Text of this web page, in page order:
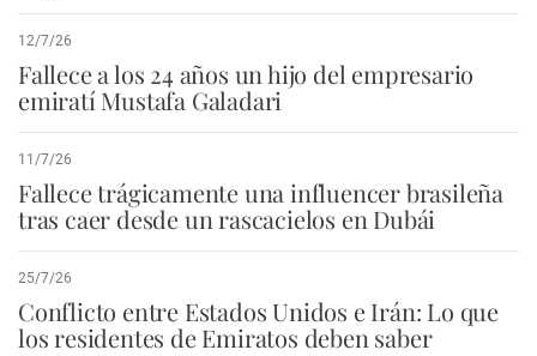
12/7/26
Fallece a los 24 años un hijo del empresario
emiratí Mustafa Galadari
11/7/26
Fallece trágicamente una influencer brasileña
tras caer desde un rascacielos en Dubái
25/7/26
Conflicto entre Estados Unidos e Irán: Lo que
los residentes de Emiratos deben saber